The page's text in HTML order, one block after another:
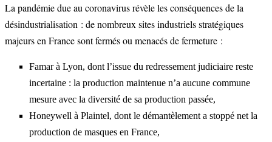
La pandémie due au coronavirus révèle les conséquences de la
désindustrialisation : de nombreux sites industriels stratégiques
majeurs en France sont fermés ou menacés de fermeture :
Famar à Lyon, dont l’issue du redressement judiciaire reste
incertaine : la production maintenue n’a aucune commune
mesure avec la diversité de sa production passée,
Honeywell à Plaintel, dont le démantèlement a stoppé net la
production de masques en France,